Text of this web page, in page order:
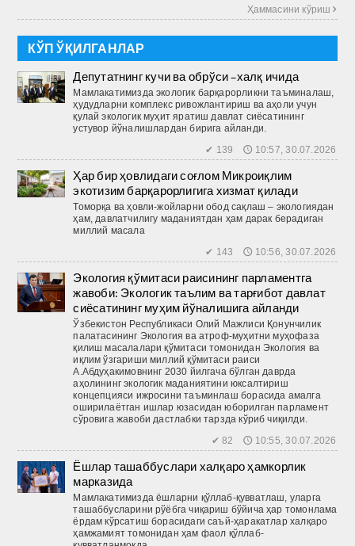
Ҳаммасини кўриш 
КЎП ЎҚИЛГАНЛАР
Депутатнинг кучи ва обрўси –халқ ичида
Мамлакатимизда экологик барқарорликни таъминалаш,
ҳудудларни комплекс ривожлантириш ва аҳоли учун
қулай экологик муҳит яратиш давлат сиёсатининг
устувор йўналишлардан бирига айланди.
✔ 139 🕔 10:57, 30.07.2026
Ҳар бир ҳовлидаги соғлом Микроиқлим
экотизим барқарорлигига хизмат қилади
Томорқа ва ҳовли-жойларни обод сақлаш – экологиядан
ҳам, давлатчилигу маданиятдан ҳам дарак берадиган
миллий масала
✔ 143 🕔 10:56, 30.07.2026
Экология қўмитаси раисининг парламентга
жавоби: Экологик таълим ва тарғибот давлат
сиёсатининг муҳим йўналишига айланди
Ўзбекистон Республикаси Олий Мажлиси Қонунчилик
палатасининг Экология ва атроф-муҳитни муҳофаза
қилиш масалалари қўмитаси томонидан Экология ва
иқлим ўзгариши миллий қўмитаси раиси
А.Абдуҳакимовнинг 2030 йилгача бўлган даврда
аҳолининг экологик маданиятини юксалтириш
концепцияси ижросини таъминлаш борасида амалга
оширилаётган ишлар юзасидан юборилган парламент
сўровига жавоби дастлабки тарзда кўриб чиқилди.
✔ 82 🕔 10:55, 30.07.2026
Ёшлар ташаббуслари халқаро ҳамкорлик
марказида
Мамлакатимизда ёшларни қўллаб-қувватлаш, уларга
ташаб­бусларини рўёбга чиқариш бўйича ҳар томонлама
ёрдам кўрсатиш борасидаги саъй-ҳаракатлар халқаро
ҳамжамият томонидан ҳам фаол қўллаб-